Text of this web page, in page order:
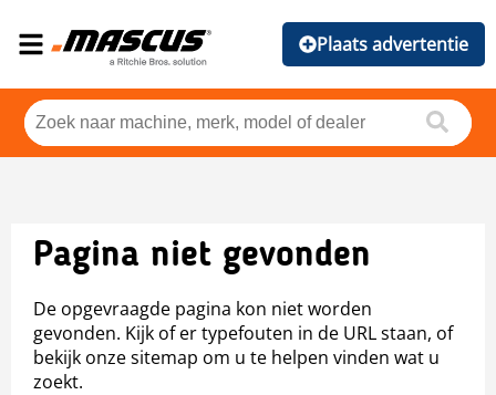
Plaats advertentie
Pagina niet gevonden
De opgevraagde pagina kon niet worden
gevonden. Kijk of er typefouten in de URL staan, of
bekijk onze sitemap om u te helpen vinden wat u
zoekt.